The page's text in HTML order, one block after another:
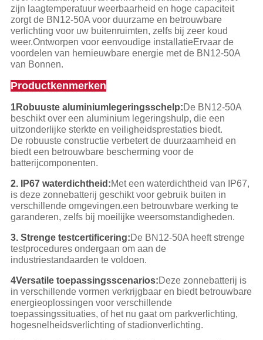
zijn laagtemperatuur weerbaarheid en hoge capaciteit
zorgt de BN12-50A voor duurzame en betrouwbare
verlichting voor uw buitenruimten, zelfs bij zeer koud
weer.Ontworpen voor eenvoudige installatieErvaar de
voordelen van hernieuwbare energie met de BN12-50A
van Bonnen.
Productkenmerken
1Robuuste aluminiumlegeringsschelp:De BN12-50A
beschikt over een aluminium legeringshulp, die een
uitzonderlijke sterkte en veiligheidsprestaties biedt.
De robuuste constructie verbetert de duurzaamheid en
biedt een betrouwbare bescherming voor de
batterijcomponenten.
2. IP67 waterdichtheid:Met een waterdichtheid van IP67,
is deze zonnebatterij geschikt voor gebruik buiten in
verschillende omgevingen.een betrouwbare werking te
garanderen, zelfs bij moeilijke weersomstandigheden.
3. Strenge testcertificering:De BN12-50A heeft strenge
testprocedures ondergaan om aan de
industriestandaarden te voldoen.
4Versatile toepassingsscenarios:Deze zonnebatterij is
in verschillende vormen verkrijgbaar en biedt betrouwbare
energieoplossingen voor verschillende
toepassingssituaties, of het nu gaat om parkverlichting,
hogesnelheidsverlichting of stadionverlichting.